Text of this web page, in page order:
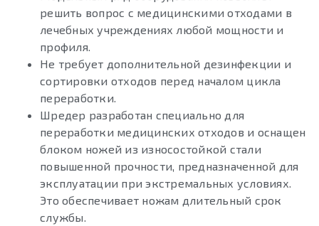
решить вопрос с медицинскими отходами в
лечебных учреждениях любой мощности и
профиля.
Не требует дополнительной дезинфекции и
сортировки отходов перед началом цикла
переработки.
Шредер разработан специально для
переработки медицинских отходов и оснащен
блоком ножей из износостойкой стали
повышенной прочности, предназначенной для
эксплуатации при экстремальных условиях.
Это обеспечивает ножам длительный срок
службы.